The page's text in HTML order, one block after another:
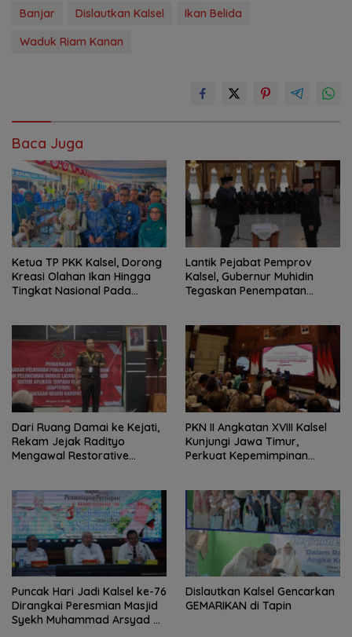
Banjar Dislautkan Kalsel
Ikan Belida
Waduk Riam Kanan
Baca Juga
Ketua TP PKK Kalsel, Dorong
Kreasi Olahan Ikan Hingga
Tingkat Nasional Pada
Lantik Pejabat Pemprov
Kalsel, Gubernur Muhidin
Tegaskan Penempatan
Dari Ruang Damai ke Kejati,
Rekam Jejak Radityo
Mengawal Restorative
PKN II Angkatan XVIII Kalsel
Kunjungi Jawa Timur,
Perkuat Kepemimpinan
Puncak Hari Jadi Kalsel ke-76
Dirangkai Peresmian Masjid
Syekh Muhammad Arsyad Al
Dislautkan Kalsel Gencarkan
GEMARIKAN di Tapin